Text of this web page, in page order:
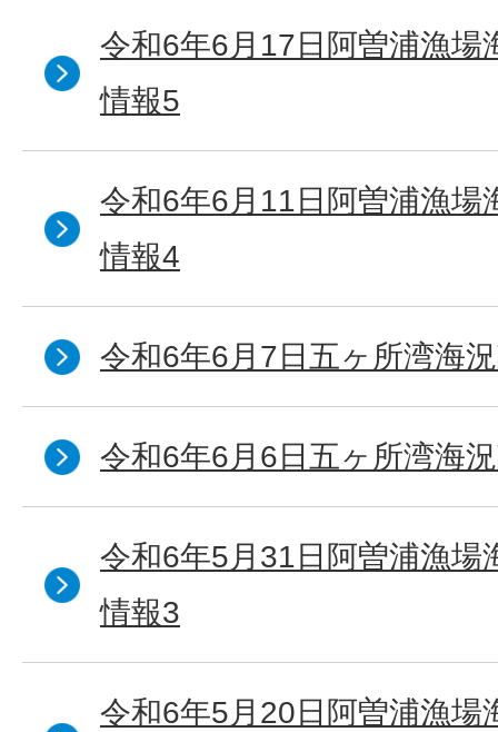
令和6年6月17日阿曽浦漁場
情報5
令和6年6月11日阿曽浦漁場
情報4
令和6年6月7日五ヶ所湾海
令和6年6月6日五ヶ所湾海
令和6年5月31日阿曽浦漁場
情報3
令和6年5月20日阿曽浦漁場